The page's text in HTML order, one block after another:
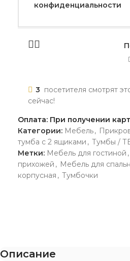
конфиденциальности
3 посетителя смотрят
сейчас!
Оплата: При получении
Категории: Мебель,
тумба с 2 ящиками , Тумбы /
Метки: Мебель для гостиной ,
прихожей , Мебель для
корпусная , Тумбочки
Описание